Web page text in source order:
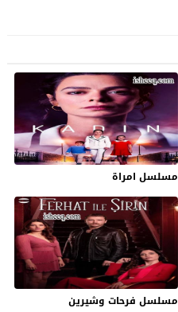
مسلسل امراة
مسلسل فرحات وشيرين